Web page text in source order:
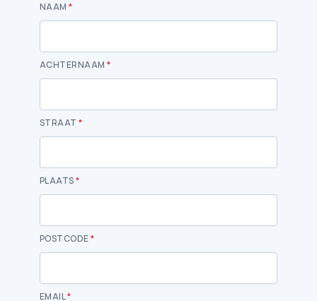
NAAM*
ACHTERNAAM*
STRAAT*
PLAATS*
POSTCODE*
EMAIL*